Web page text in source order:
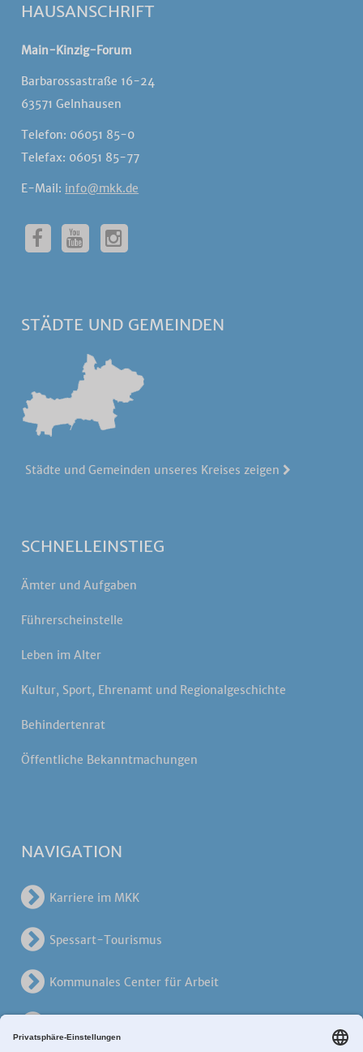
HAUSANSCHRIFT
Main-Kinzig-Forum
Barbarossastraße 16-24
63571 Gelnhausen
Telefon: 06051 85-0
Telefax: 06051 85-77
E-Mail: info@mkk.de
STÄDTE UND GEMEINDEN
Städte und Gemeinden unseres Kreises zeigen
SCHNELLEINSTIEG
Ämter und Aufgaben
Führerscheinstelle
Leben im Alter
Kultur, Sport, Ehrenamt und Regionalgeschichte
Behindertenrat
Öffentliche Bekanntmachungen
NAVIGATION
Karriere im MKK
Spessart-Tourismus
Kommunales Center für Arbeit